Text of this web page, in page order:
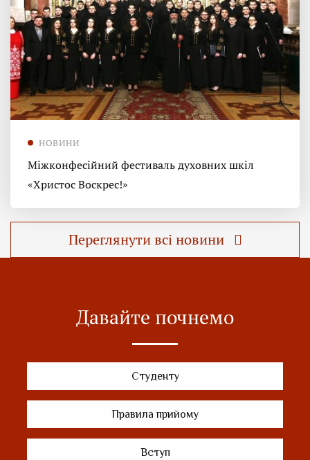
НОВИНИ
Міжконфесійний фестиваль духовних шкіл
«Христос Воскрес!»
Переглянути всі новини
Давайте почнемо
Студенту
Правила прийому
Вступ